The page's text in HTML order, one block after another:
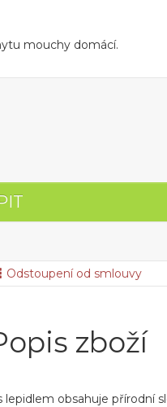
mouchy domácí.
Odstoupení od smlouvy
zboží
lepidlem obsahuje přírodní